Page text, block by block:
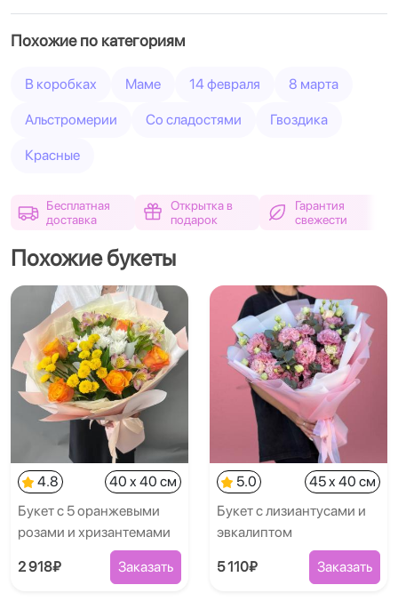
Похожие по категориям
В коробках Маме 14 февраля 8 марта
Альстромерии Cо сладостями Гвоздика
Красные
Бесплатная
доставка
Открытка в
подарок
Гарантия
свежести
Похожие букеты
4.8
40 x 40 см
Букет с 5 оранжевыми
розами и хризантемами
2 918₽ Заказать
5.0
45 x 40 см
Букет с лизиантусами и
эвкалиптом
5 110₽ Заказать